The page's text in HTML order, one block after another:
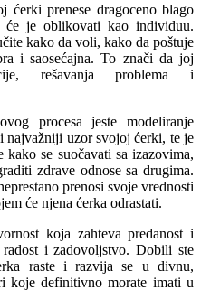
ćerki prenese dragoceno blago
će je oblikovati kao individuu.
kako da voli, kako da poštuje
i saosećajna. To znači da joj
rešavanja problema i
procesa jeste modeliranje
najvažniji uzor svojoj ćerki, te je
se suočavati sa izazovima,
zdrave odnose sa drugima.
prenosi svoje vrednosti
će njena ćerka odrastati.
koja zahteva predanost i
i zadovoljstvo. Dobili ste
raste i razvija se u divnu,
koje definitivno morate imati u